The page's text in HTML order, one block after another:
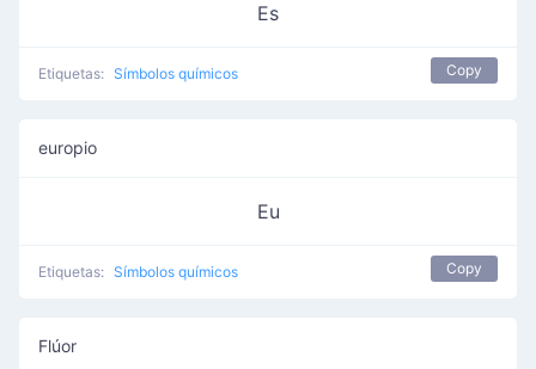
Es
Etiquetas: Símbolos químicos Copy
europio
Eu
Etiquetas: Símbolos químicos Copy
Flúor